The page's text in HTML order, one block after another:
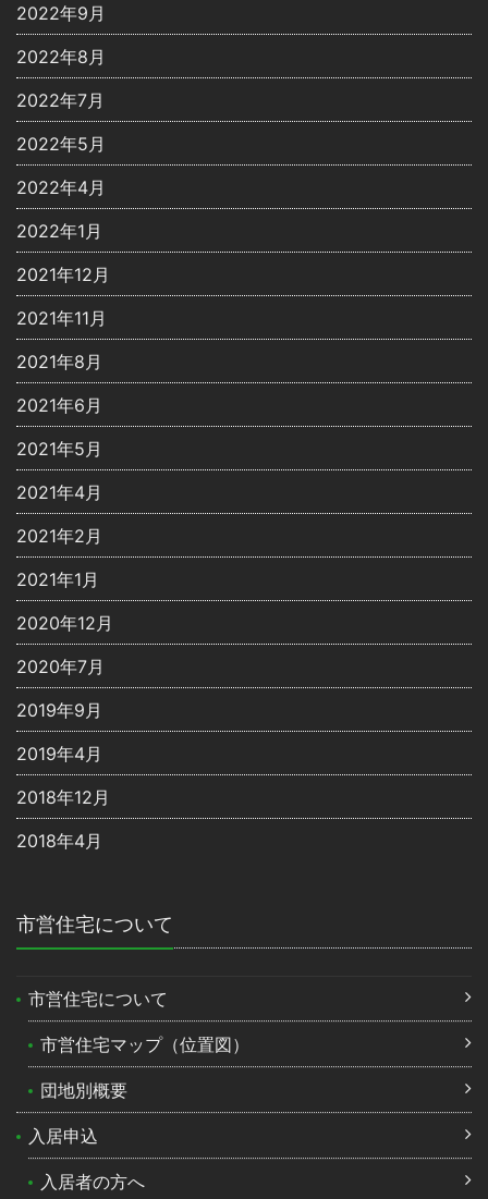
2022年9月
2022年8月
2022年7月
2022年5月
2022年4月
2022年1月
2021年12月
2021年11月
2021年8月
2021年6月
2021年5月
2021年4月
2021年2月
2021年1月
2020年12月
2020年7月
2019年9月
2019年4月
2018年12月
2018年4月
市営住宅について
市営住宅について
市営住宅マップ（位置図）
団地別概要
入居申込
入居者の方へ